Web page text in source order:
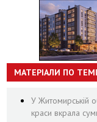
МАТЕРІАЛИ ПО ТЕМІ
У Житомирській
краси вкрала